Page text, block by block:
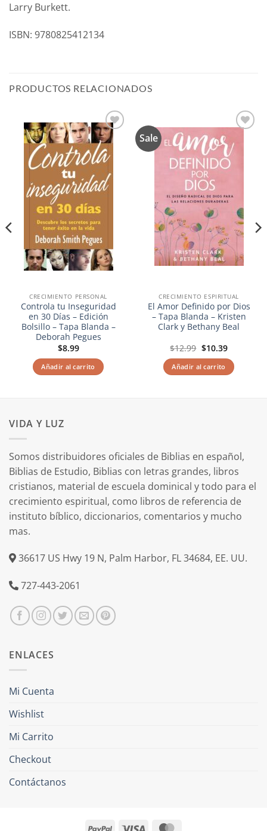
Larry Burkett.
ISBN: 9780825412134
PRODUCTOS RELACIONADOS
Añadir
a la
lista de
deseos
CRECIMIENTO PERSONAL
Controla tu Inseguridad
en 30 Días – Edición
Bolsillo – Tapa Blanda –
Deborah Pegues
$8.99
Añadir al carrito
Sale
lista de
deseos
CRECIMIENTO ESPIRITUAL
El Amor Definido por Dios
– Tapa Blanda – Kristen
Clark y Bethany Beal
$12.99 El
precio
original
era:
$12.99.
$10.39El
actual
es:
$10.39.
Añadir al carrito
VIDA Y LUZ
Somos distribuidores oficiales de Biblias en español,
Biblias de Estudio, Biblias con letras grandes, libros
cristianos, material de escuela dominical y todo para el
crecimiento espiritual, como libros de referencia de
instituto bíblico, diccionarios, comentarios y mucho
mas.
36617 US Hwy 19 N, Palm Harbor, FL 34684, EE. UU.
727-443-2061
ENLACES
Mi Cuenta
Wishlist
Mi Carrito
Checkout
Contáctanos
PayPal Visa